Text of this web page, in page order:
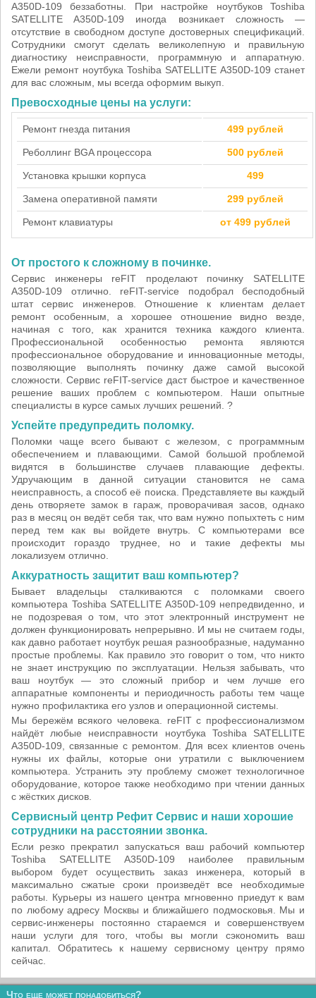
A350D-109 беззаботны. При настройке ноутбуков Toshiba
SATELLITE A350D-109 иногда возникает сложность —
отсутствие в свободном доступе достоверных спецификаций.
Сотрудники смогут сделать великолепную и правильную
диагностику неисправности, программную и аппаратную.
Ежели ремонт ноутбука Toshiba SATELLITE A350D-109 станет
для вас сложным, мы всегда оформим выкуп.
Превосходные цены на услуги:
Ремонт гнезда питания 499 рублей
Реболлинг BGA процессора 500 рублей
Установка крышки корпуса 499
Замена оперативной памяти 299 рублей
Ремонт клавиатуры от 499 рублей
От простого к сложному в починке.
Сервис инженеры reFIT проделают починку SATELLITE
A350D-109 отлично. reFIT-service подобрал бесподобный
штат сервис инженеров. Отношение к клиентам делает
ремонт особенным, а хорошее отношение видно везде,
начиная с того, как хранится техника каждого клиента.
Профессиональной особенностью ремонта являются
профессиональное оборудование и инновационные методы,
позволяющие выполнять починку даже самой высокой
сложности. Сервис reFIT-service даст быстрое и качественное
решение ваших проблем с компьютером. Наши опытные
специалисты в курсе самых лучших решений. ?
Успейте предупредить поломку.
Поломки чаще всего бывают с железом, с программным
обеспечением и плавающими. Самой большой проблемой
видятся в большинстве случаев плавающие дефекты.
Удручающим в данной ситуации становится не сама
неисправность, а способ её поиска. Представляете вы каждый
день отворяете замок в гараж, проворачивая засов, однако
раз в месяц он ведёт себя так, что вам нужно попыхтеть с ним
перед тем как вы войдете внутрь. С компьютерами все
происходит гораздо труднее, но и такие дефекты мы
локализуем отлично.
Аккуратность защитит ваш компьютер?
Бывает владельцы сталкиваются с поломками своего
компьютера Toshiba SATELLITE A350D-109 непредвиденно, и
не подозревая о том, что этот электронный инструмент не
должен функционировать непрерывно. И мы не считаем годы,
как давно работает ноутбук решая разнообразные, надуманно
простые проблемы. Как правило это говорит о том, что никто
не знает инструкцию по эксплуатации. Нельзя забывать, что
ваш ноутбук — это сложный прибор и чем лучше его
аппаратные компоненты и периодичность работы тем чаще
нужно профилактика его узлов и операционной системы.
Мы бережём всякого человека. reFIT с профессионализмом
найдёт любые неисправности ноутбука Toshiba SATELLITE
A350D-109, связанные с ремонтом. Для всех клиентов очень
нужны их файлы, которые они утратили с выключением
компьютера. Устранить эту проблему сможет технологичное
оборудование, которое также необходимо при чтении данных
c жёстких дисков.
Сервисный центр Рефит Сервис и наши хорошие
сотрудники на расстоянии звонка.
Если резко прекратил запускаться ваш рабочий компьютер
Toshiba SATELLITE A350D-109 наиболее правильным
выбором будет осуществить заказ инженера, который в
максимально сжатые сроки произведёт все необходимые
работы. Курьеры из нашего центра мгновенно приедут к вам
по любому адресу Москвы и ближайшего подмосковья. Мы и
сервис-инженеры постоянно стараемся и совершенствуем
наши услуги для того, чтобы вы могли сэкономить ваш
капитал. Обратитесь к нашему сервисному центру прямо
сейчас.
Что еще может понадобиться?